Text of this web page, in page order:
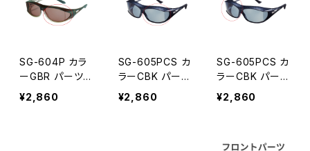
SG-604P カラ
ーGBR パーツ
左レンズ
¥2,860
SG-605PCS カ
ラーCBK パーツ
左レンズ
¥2,860
SG-605PCS カ
ラーCBK パーツ
右レンズ
¥2,860